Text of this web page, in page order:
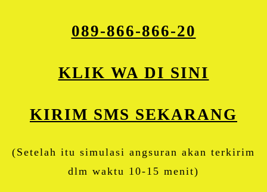
089-866-866-20
KLIK WA DI SINI
KIRIM SMS SEKARANG
(Setelah itu simulasi angsuran akan terkirim
dlm waktu 10-15 menit)